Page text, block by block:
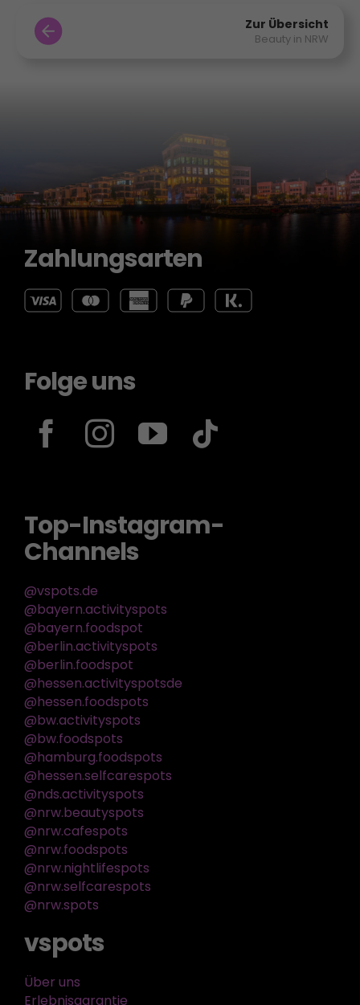
Zur Übersicht
Beauty in NRW
Zahlungsarten
Folge uns
Top-Instagram-
Channels
@vspots.de
@bayern.activityspots
@bayern.foodspot
@berlin.activityspots
@berlin.foodspot
@hessen.activityspotsde
@hessen.foodspots
@bw.activityspots
@bw.foodspots
@hamburg.foodspots
@hessen.selfcarespots
@nds.activityspots
@nrw.beautyspots
@nrw.cafespots
@nrw.foodspots
@nrw.nightlifespots
@nrw.selfcarespots
@nrw.spots
vspots
Über uns
Erlebnisgarantie